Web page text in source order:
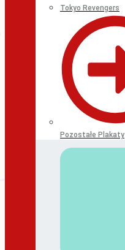
Tokyo Revengers
Pozostałe Plakaty